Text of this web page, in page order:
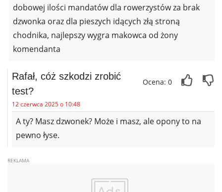
dobowej ilości mandatów dla rowerzystów za brak
dzwonka oraz dla pieszych idących złą stroną
chodnika, najlepszy wygra makowca od żony
komendanta
Rafał, cóż szkodzi zrobić
test?
12 czerwca 2025 o 10:48
Ocena: 0
A ty? Masz dzwonek? Może i masz, ale opony to na
pewno łyse.